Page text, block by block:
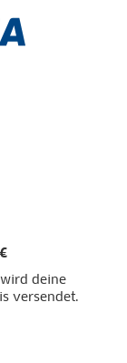
deine
versendet.